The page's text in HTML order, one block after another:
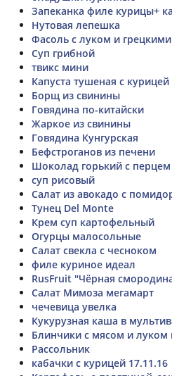
Запеканка филе курицы+
Нутовая лепешка
Фасоль с луком и
Суп грибной
твикс мини
Капуста тушеная с курицей
Борщ из свинины
Говядина по-китайски
Жаркое из свинины
Говядина Кунгурская
Бефстроганов из печени
Шоколад горький с
суп рисовый
Салат из авокадо с
Тунец Del Monte
Крем суп картофельный
Огурцы малосольные
Салат свекла с чесноком
филе куриное идеал
RusFruit "Чёрная
Салат Мимоза мегамарт
чечевица увелка
Кукурузная каша в
Блинчики с мясом и луком
Рассольник
кабачки с курицей 17.11.16